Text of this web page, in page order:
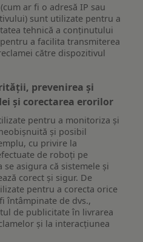
ar fi o adresă IP sau
sunt utilizate pentru a
tehnică a conținutului
a facilita transmiterea
către dispozitivul
prevenirea și
și corectarea erorilor
pentru a monitoriza și
și posibil
cu privire la
de roboți pe
se asigura că sistemele și
corect și sigur. De
pentru a corecta orice
întâmpinate de dvs.,
de publicitate în livrarea
și la interacțiunea